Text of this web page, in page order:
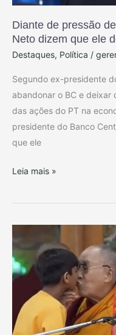
Diante de pressão
Neto dizem que ele
Destaques, Política /
Segundo ex-presidente
abandonar o BC e deixar
das ações do PT na
presidente do Banco
que ele
dizem
que
ele
deveria
Leia mais »
budismo
tibetano.